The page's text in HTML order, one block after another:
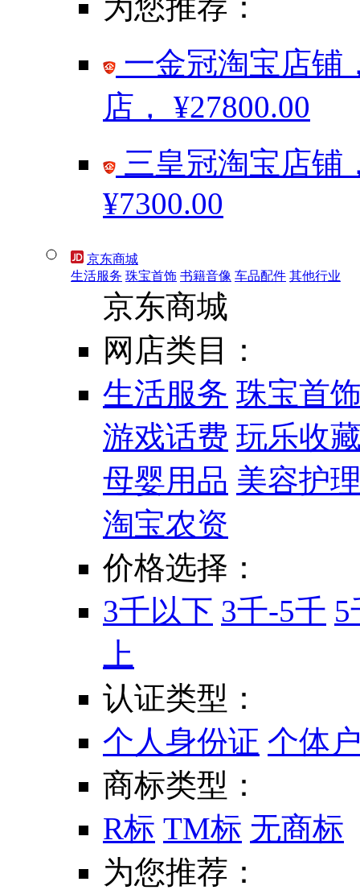
一金冠淘宝店铺
店， ¥27800.00
三皇冠淘宝店铺
¥7300.00
京东商城
生活服务 珠宝首饰 书籍音像 车品配件 其他行业
京东商城
网店类目：
生活服务 珠宝首
游戏话费 玩乐收
母婴用品 美容护
淘宝农资
价格选择：
3千以下 3千-5千 5
上
认证类型：
个人身份证 个体
商标类型：
R标 TM标 无商标
为您推荐：